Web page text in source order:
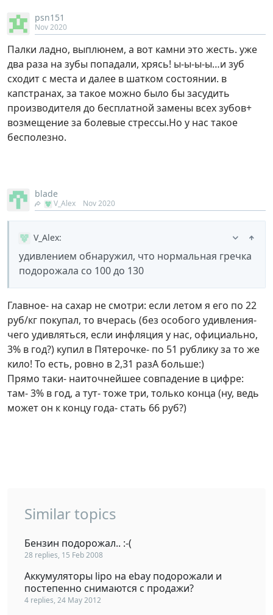
psn151
Nov 2020
Палки ладно, выплюнем, а вот камни это жесть. уже
два раза на зубы попадали, хрясь! ы-ы-ы-ы…и зуб
сходит с места и далее в шатком состоянии. в
капстранах, за такое можно было бы засудить
производителя до бесплатной замены всех зубов+
возмещение за болевые стрессы.Но у нас такое
бесполезно.
blade
V_Alex Nov 2020
V_Alex:
удивлением обнаружил, что нормальная гречка
подорожала со 100 до 130
Главное- на сахар не смотри: если летом я его по 22
руб/кг покупал, то вчерась (без особого удивления-
чего удивляться, если инфляция у нас, официально,
3% в год?) купил в Пятерочке- по 51 рублику за то же
кило! То есть, ровно в 2,31 разА больше:)
Прямо таки- наиточнейшее совпадение в цифре:
там- 3% в год, а тут- тоже три, только конца (ну, ведь
может он к концу года- стать 66 руб?)
Similar topics
Бензин подорожал.. :-(
28 replies, 15 Feb 2008
Аккумуляторы lipo на ebay подорожали и
постепенно снимаются с продажи?
4 replies, 24 May 2012